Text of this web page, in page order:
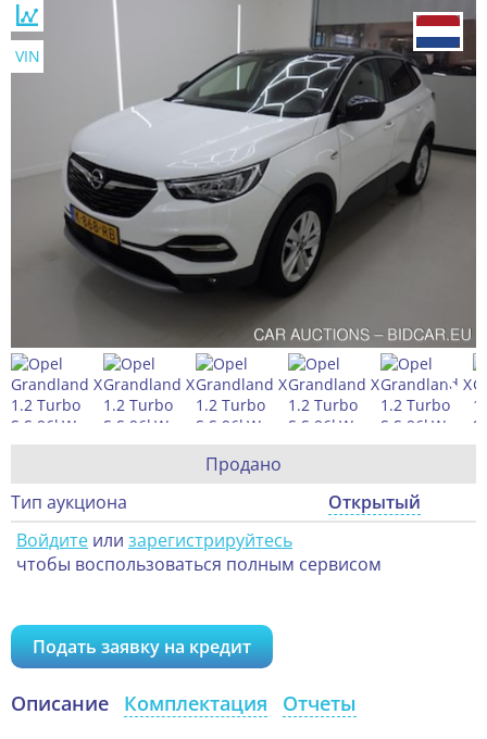
VIN
Продано
Тип аукциона
Открытый
Войдите или зарегистрируйтесь
чтобы воспользоваться полным сервисом
Подать заявку на кредит
Описание Комплектация Отчеты